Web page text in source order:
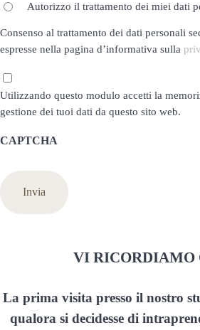
Autorizzo il trattamento dei miei dati
Consenso al trattamento dei dati personali
espresse nella pagina d’informativa sulla
Privacy
*
Utilizzando questo modulo accetti la
gestione dei tuoi dati da questo sito web.
CAPTCHA
VI
La prima visita presso il nostro
qualora si decidesse di